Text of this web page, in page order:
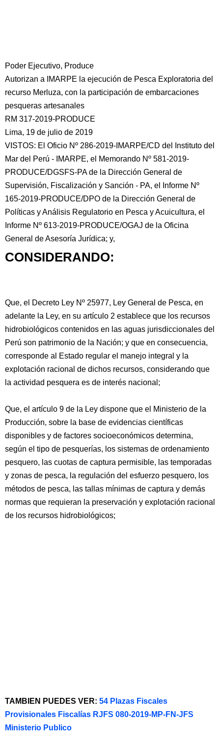
Poder Ejecutivo, Produce
Autorizan a IMARPE la ejecución de Pesca Exploratoria del
recurso Merluza, con la participación de embarcaciones
pesqueras artesanales
RM 317-2019-PRODUCE
Lima, 19 de julio de 2019
VISTOS: El Oficio Nº 286-2019-IMARPE/CD del Instituto del
Mar del Perú - IMARPE, el Memorando Nº 581-2019-
PRODUCE/DGSFS-PA de la Dirección General de
Supervisión, Fiscalización y Sanción - PA, el Informe Nº
165-2019-PRODUCE/DPO de la Dirección General de
Políticas y Análisis Regulatorio en Pesca y Acuicultura, el
Informe Nº 613-2019-PRODUCE/OGAJ de la Oficina
General de Asesoría Jurídica; y,
CONSIDERANDO:
Que, el Decreto Ley Nº 25977, Ley General de Pesca, en
adelante la Ley, en su artículo 2 establece que los recursos
hidrobiológicos contenidos en las aguas jurisdiccionales del
Perú son patrimonio de la Nación; y que en consecuencia,
corresponde al Estado regular el manejo integral y la
explotación racional de dichos recursos, considerando que
la actividad pesquera es de interés nacional;
Que, el artículo 9 de la Ley dispone que el Ministerio de la
Producción, sobre la base de evidencias científicas
disponibles y de factores socioeconómicos determina,
según el tipo de pesquerías, los sistemas de ordenamiento
pesquero, las cuotas de captura permisible, las temporadas
y zonas de pesca, la regulación del esfuerzo pesquero, los
métodos de pesca, las tallas mínimas de captura y demás
normas que requieran la preservación y explotación racional
de los recursos hidrobiológicos;
TAMBIEN PUEDES VER: 54 Plazas Fiscales
Provisionales Fiscalías RJFS 080-2019-MP-FN-JFS
Ministerio Publico